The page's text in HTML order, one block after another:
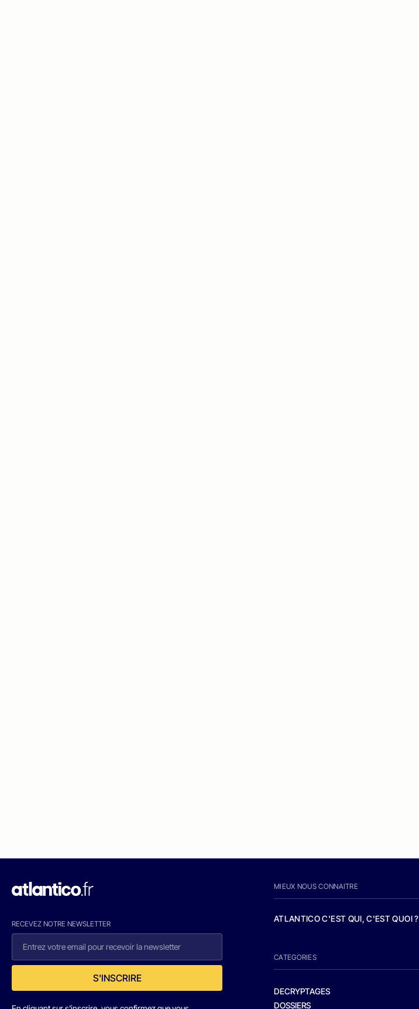
RECEVEZ NOTRE NEWSLETTER
S'INSCRIRE
MIEUX NOUS CONNAITRE
ATLANTICO C'EST QUI, C'EST QUOI ?
CATEGORIES
DECRYPTAGES
DOSSIERS